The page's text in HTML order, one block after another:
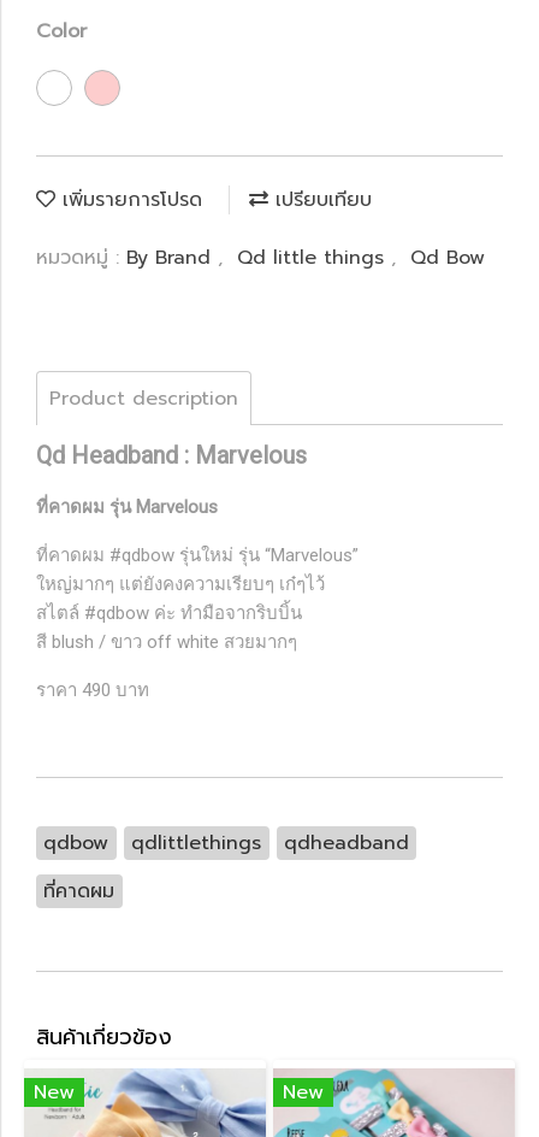
Color
เพิ่มรายการโปรด
เปรียบเทียบ
หมวดหมู่ : By Brand , Qd little things , Qd Bow
Product description
Qd Headband : Marvelous
ที่คาดผม รุ่น Marvelous
ที่คาดผม #qdbow รุ่นใหม่ รุ่น “Marvelous”
ใหญ่มากๆ แต่ยังคงความเรียบๆ เก๋ๆไว้
สไตล์ #qdbow ค่ะ ทำมือจากริบบิ้น
สี blush / ขาว off white สวยมากๆ
ราคา 490 บาท
qdbow qdlittlethings
qdheadband
ที่คาดผม
สินค้าเกี่ยวข้อง
New New